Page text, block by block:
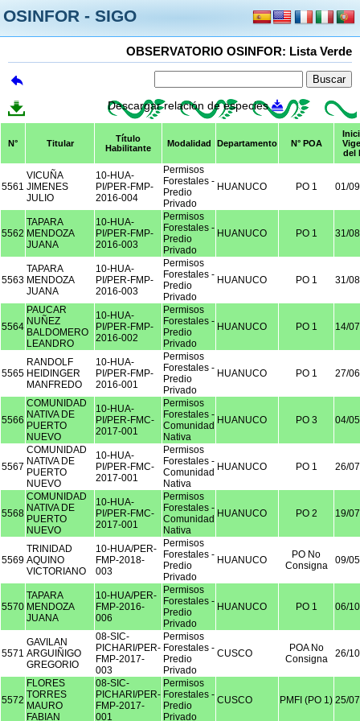
OSINFOR - SIGO
OBSERVATORIO OSINFOR: Lista Verde
Descargar relación de especies
N° Titular
Título
Habilitante
Modalidad Departamento N° POA
del
5561
VICUÑA
JIMENES
JULIO
10-HUA-
PI/PER-FMP-
2016-004
Permisos
Forestales -
Predio
Privado
HUANUCO PO 1 01/
5562
TAPARA
MENDOZA
JUANA
10-HUA-
PI/PER-FMP-
2016-003
Permisos
Forestales -
Predio
Privado
HUANUCO PO 1 31/
5563
TAPARA
MENDOZA
JUANA
10-HUA-
PI/PER-FMP-
2016-003
Permisos
Forestales -
Predio
Privado
HUANUCO PO 1 31/
5564
PAUCAR
NUÑEZ
BALDOMERO
LEANDRO
10-HUA-
PI/PER-FMP-
2016-002
Permisos
Forestales -
Predio
Privado
HUANUCO PO 1 14/
5565
RANDOLF
HEIDINGER
MANFREDO
10-HUA-
PI/PER-FMP-
2016-001
Permisos
Forestales -
Predio
Privado
HUANUCO PO 1 27/
5566
COMUNIDAD
NATIVA DE
PUERTO
NUEVO
10-HUA-
PI/PER-FMC-
2017-001
Permisos
Forestales -
Comunidad
Nativa
HUANUCO PO 3 04/
5567
COMUNIDAD
NATIVA DE
PUERTO
NUEVO
10-HUA-
PI/PER-FMC-
2017-001
Permisos
Forestales -
Comunidad
Nativa
HUANUCO PO 1 26/
5568
COMUNIDAD
NATIVA DE
PUERTO
NUEVO
10-HUA-
PI/PER-FMC-
2017-001
Permisos
Forestales -
Comunidad
Nativa
HUANUCO PO 2 19/
5569
TRINIDAD
AQUINO
VICTORIANO
10-HUA/PER-
FMP-2018-
003
Permisos
Forestales -
Predio
Privado
HUANUCO
PO No
Consigna
09/
5570
TAPARA
MENDOZA
JUANA
10-HUA/PER-
FMP-2016-
006
Permisos
Forestales -
Predio
Privado
HUANUCO PO 1 06/
5571
GAVILAN
ARGUIÑIGO
GREGORIO
08-SIC-
PICHARI/PER-
FMP-2017-
003
Permisos
Forestales -
Predio
Privado
CUSCO
POA No
Consigna
26/
5572
FLORES
TORRES
MAURO
FABIAN
08-SIC-
PICHARI/PER-
FMP-2017-
001
Permisos
Forestales -
Predio
Privado
CUSCO PMFI (PO 1) 25/